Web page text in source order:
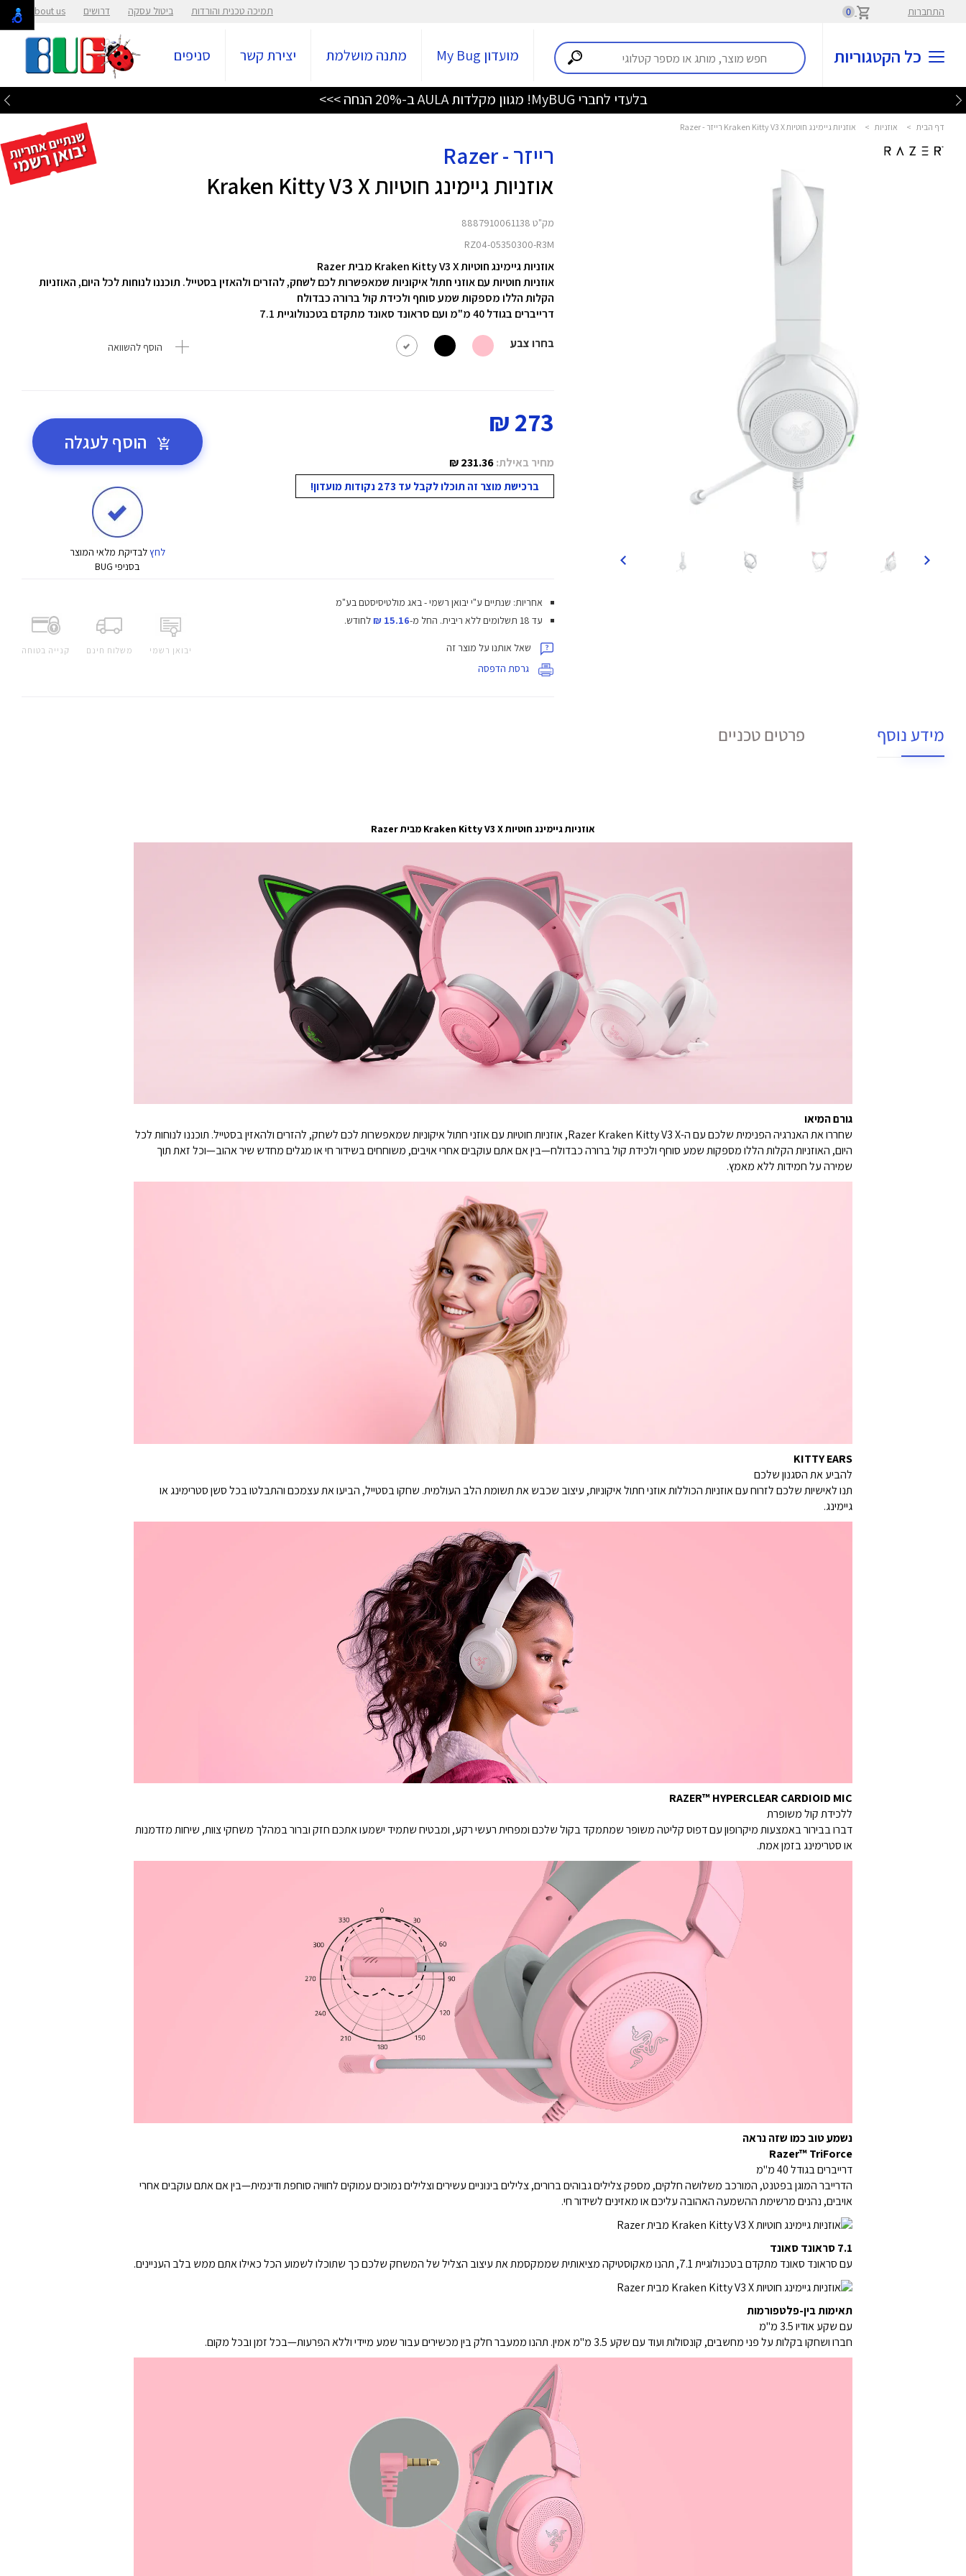
התחברות 0 תמיכה טכנית והורדות ביטול עסקה דרושים About us
כל הקטגוריות מועדון My Bug מתנה מושלמת יצירת קשר סניפים
בלעדי לחברי MyBUG! מגוון מקלדות AULA ב-20% הנחה >>>
דף הבית > אוזניות > אוזניות גיימינג חוטיות Kraken Kitty V3 X רייזר - Razer
רייזר - Razer
אוזניות גיימינג חוטיות Kraken Kitty V3 X
מק"ט 8887910061138
RZ04-05350300-R3M
אוזניות גיימינג חוטיות Kraken Kitty V3 X מבית Razer
אוזניות חוטיות עם אוזני חתול איקוניות שמאפשרות לכם לשחק, להזרים ולהאזין בסטייל. תוכננו לנוחות לכל היום, האוזניות
הקלות הללו מספקות שמע סוחף ולכידת קול ברורה כבדולח
דרייברים בגודל 40 מ"מ ו
עם סראונד סאונד מתקדם בטכנולוגיית 7.1
בחרו צבע
הוסף להשוואה
273 ₪
מחיר באילת:231.36 ₪
ברכישת מוצר זה תוכלו לקבל עד 273 נקודות מועדון!
הוסף לעגלה
לחץלבדיקת מלאי המוצר
בסניפי BUG
יבואן רשמי משלוח חינם קנייה בטוחה
אחריות: שנתיים ע"י יבואן רשמי - באג מולטיסיסטם בע"מ
עד 18 תשלומים ללא ריבית.
החל מ-15.16 ₪ לחודש.
שאל אותנו על מוצר זה
גרסת הדפסה
מידע נוסף פרטים טכניים
אוזניות גיימינג חוטיות Kraken Kitty V3 X מבית Razer
גורם המיאו
שחררו את האנרגיה הפנימית שלכם עם ה-Razer Kraken Kitty V3 X, אוזניות חוטיות עם אוזני חתול איקוניות שמאפשרות לכם לשחק, להזרים ולהאזין בסטייל. תוכננו לנוחות לכל
היום, האוזניות הקלות הללו מספקות שמע סוחף ולכידת קול ברורה כבדולח—בין אם אתם עוקבים אחרי אויבים, משוחחים בשידור חי או מגלים מחדש שיר אהוב—וכל זאת תוך
שמירה על חמידות ללא מאמץ.
KITTY EARS
להביע את הסגנון שלכם
תנו לאישיות שלכם לזרוח עם אוזניות הכוללות אוזני חתול איקוניות, עיצוב שכבש את תשומת הלב העולמית. שחקו בסטייל, הביעו את עצמכם והתבלטו בכל סשן סטרימינג או
גיימינג.
RAZER™ HYPERCLEAR CARDIOID MIC
ללכידת קול משופרת
דברו בבירור באמצעות מיקרופון עם דפוס קליטה משופר שמתמקד בקול שלכם ומפחית רעשי רקע, ומבטיח שתמיד ישמעו אתכם חזק וברור במהלך משחקי צוות, שיחות מזדמנות
או סטרימינג בזמן אמת.
נשמע טוב כמו שזה נראה
Razer™ TriForce
דרייברים בגודל 40 מ"מ
הדרייבר המוגן בפטנט, המורכב משלושה חלקים, מספק צלילים גבוהים ברורים, צלילים בינוניים עשירים וצלילים נמוכים עמוקים לחוויה סוחפת ודינמית—בין אם אתם עוקבים אחרי
אויבים, נהנים מרשימת ההשמעה האהובה עליכם או מאזינים לשידור חי.
7.1 סראונד סאונד
עם סראונד סאונד מתקדם בטכנולוגיית 7.1, תהנו מאקוסטיקה מציאותית שממקסמת את עיצוב הצליל של המשחק שלכם כך שתוכלו לשמוע הכל כאילו אתם ממש בלב העניינים.
תאימות בין-פלטפורמות
עם שקע אודיו 3.5 מ"מ
חברו ושחקו בקלות על פני מחשבים, קונסולות ועוד עם שקע 3.5 מ"מ אמין. תהנו ממעבר חלק בין מכשירים עבור שמע מיידי וללא הפרעות—בכל זמן ובכל מקום.